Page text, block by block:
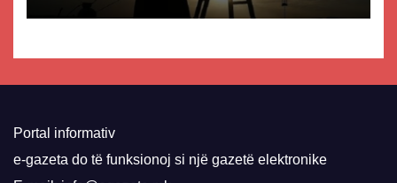
Portal informativ
e-gazeta do të funksionoj si një gazetë elektronike